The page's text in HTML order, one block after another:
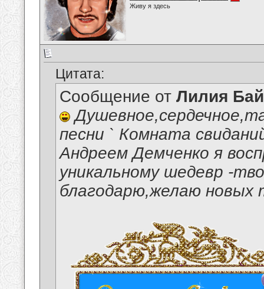
Живу я здесь
Цитата:
Сообщение от Лилия
песни ` Комната
Андреем Демченко я
уникальному шедевр -
благодарю,желаю новых